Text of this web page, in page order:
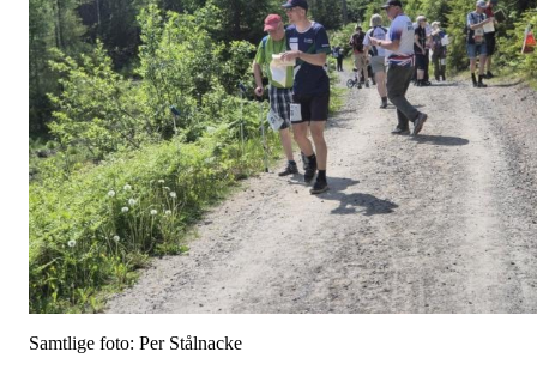
Samtlige foto: Per Stålnacke